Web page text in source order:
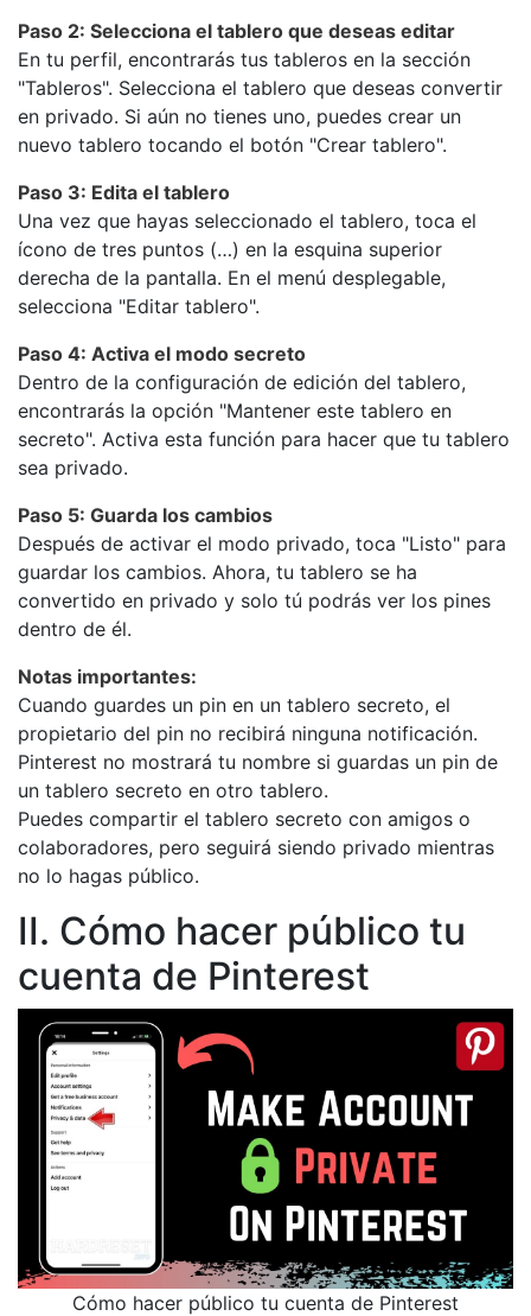
Paso 2: Selecciona el tablero que deseas editar
En tu perfil, encontrarás tus tableros en la sección
"Tableros". Selecciona el tablero que deseas convertir
en privado. Si aún no tienes uno, puedes crear un
nuevo tablero tocando el botón "Crear tablero".
Paso 3: Edita el tablero
Una vez que hayas seleccionado el tablero, toca el
ícono de tres puntos (…) en la esquina superior
derecha de la pantalla. En el menú desplegable,
selecciona "Editar tablero".
Paso 4: Activa el modo secreto
Dentro de la configuración de edición del tablero,
encontrarás la opción "Mantener este tablero en
secreto". Activa esta función para hacer que tu tablero
sea privado.
Paso 5: Guarda los cambios
Después de activar el modo privado, toca "Listo" para
guardar los cambios. Ahora, tu tablero se ha
convertido en privado y solo tú podrás ver los pines
dentro de él.
Notas importantes:
Cuando guardes un pin en un tablero secreto, el
propietario del pin no recibirá ninguna notificación.
Pinterest no mostrará tu nombre si guardas un pin de
un tablero secreto en otro tablero.
Puedes compartir el tablero secreto con amigos o
colaboradores, pero seguirá siendo privado mientras
no lo hagas público.
II. Cómo hacer público tu
cuenta de Pinterest
Cómo hacer público tu cuenta de Pinterest